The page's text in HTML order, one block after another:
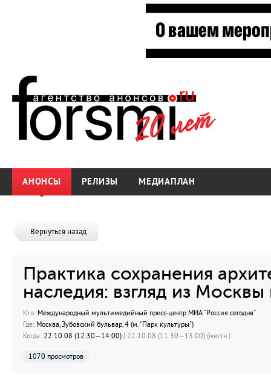
АНОНСЫ РЕЛИЗЫ МЕДИАПЛАН
Вернуться назад
Практика сохранения
наследия: взгляд из
Кто: Международный мультимедийный пресс-центр МИА "Россия сегодня"
Где: Москва, Зубовский бульвар, 4 (м. "Парк культуры")
Когда: 22.10.08 (12:30—14:00) | 22.10.08 (11:30—13:00) (местн.)
1070 просмотров